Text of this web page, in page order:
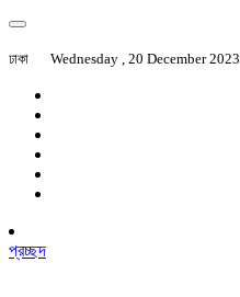
ঢাকা Wednesday , 20 December 2023
প্রচ্ছদ